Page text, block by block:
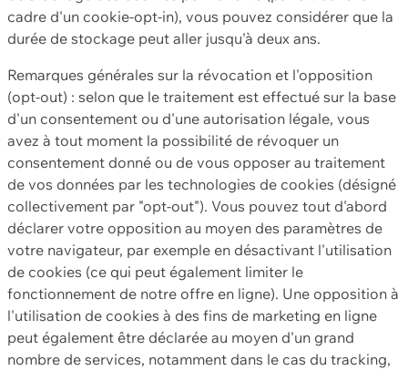
cadre d'un cookie-opt-in), vous pouvez considérer que la
durée de stockage peut aller jusqu'à deux ans.
Remarques générales sur la révocation et l'opposition
(opt-out) : selon que le traitement est effectué sur la base
d'un consentement ou d'une autorisation légale, vous
avez à tout moment la possibilité de révoquer un
consentement donné ou de vous opposer au traitement
de vos données par les technologies de cookies (désigné
collectivement par "opt-out"). Vous pouvez tout d'abord
déclarer votre opposition au moyen des paramètres de
votre navigateur, par exemple en désactivant l'utilisation
de cookies (ce qui peut également limiter le
fonctionnement de notre offre en ligne). Une opposition à
l'utilisation de cookies à des fins de marketing en ligne
peut également être déclarée au moyen d'un grand
nombre de services, notamment dans le cas du tracking,